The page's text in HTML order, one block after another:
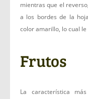
mientras que el
a los bordes de la
color amarillo, lo cual
Frutos
La característica